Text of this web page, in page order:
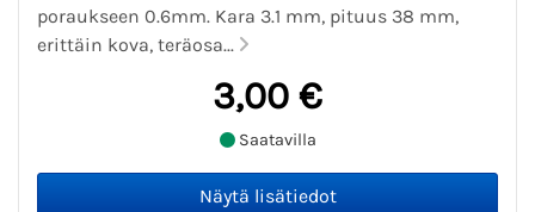
poraukseen 0.6mm. Kara 3.1 mm, pituus 38 mm,
erittäin kova, teräosa...
3,00 €
Saatavilla